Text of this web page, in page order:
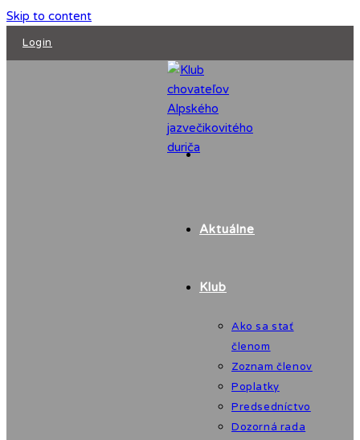
Skip to content
Login
Aktuálne
Klub
Ako sa stať
členom
Zoznam členov
Poplatky
Predsedníctvo
Dozorná rada